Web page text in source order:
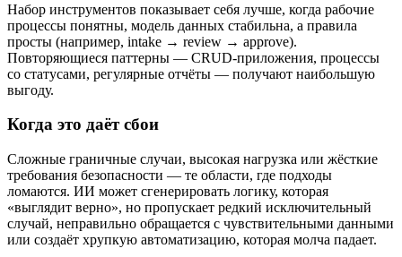
Набор инструментов показывает себя лучше, когда рабочие
процессы понятны, модель данных стабильна, а правила
просты (например, intake → review → approve).
Повторяющиеся паттерны — CRUD‑приложения, процессы
со статусами, регулярные отчёты — получают наибольшую
выгоду.
Когда это даёт сбои
Сложные граничные случаи, высокая нагрузка или жёсткие
требования безопасности — те области, где подходы
ломаются. ИИ может сгенерировать логику, которая
«выглядит верно», но пропускает редкий исключительный
случай, неправильно обращается с чувствительными данными
или создаёт хрупкую автоматизацию, которая молча падает.